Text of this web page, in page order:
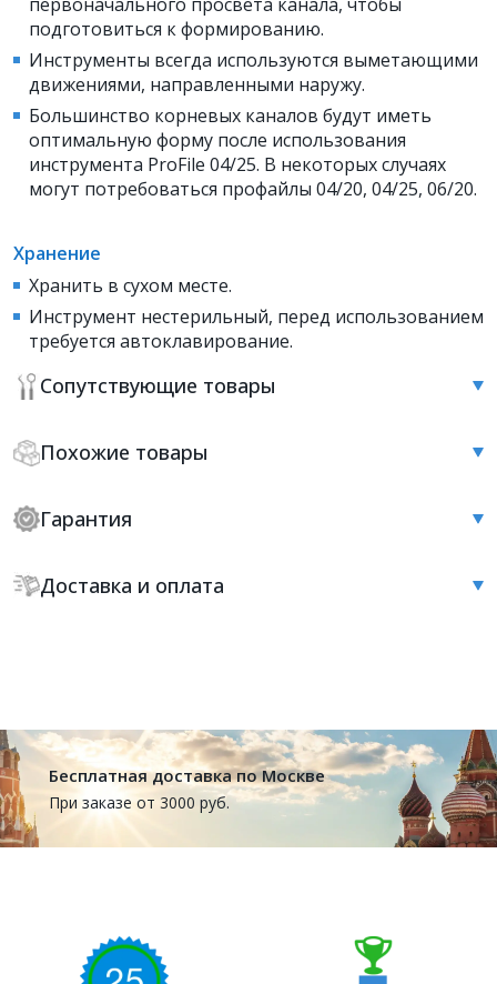
Сопутствующие товары
Похожие товары
Гарантия
Доставка и оплата
подготовиться к формированию.
Инструменты всегда используются выметающими
движениями, направленными наружу.
Большинство корневых каналов будут иметь
оптимальную форму после использования
инструмента ProFile 04/25. В некоторых случаях
могут потребоваться профайлы 04/20, 04/25, 06/20.
Хранение
Хранить в сухом месте.
Инструмент нестерильный, перед использованием
требуется автоклавирование.
Бесплатная доставка по Москве
При заказе от 3000 руб.